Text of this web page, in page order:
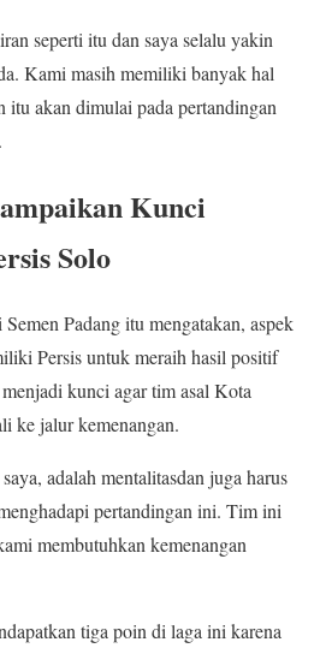
seperti itu dan saya selalu yakin
Kami masih memiliki banyak hal
itu akan dimulai pada pertandingan
Kunci
Solo
Padang itu mengatakan, aspek
Persis untuk meraih hasil positif
kunci agar tim asal Kota
ke jalur kemenangan.
adalah mentalitasdan juga harus
pertandingan ini. Tim ini
membutuhkan kemenangan
tiga poin di laga ini karena